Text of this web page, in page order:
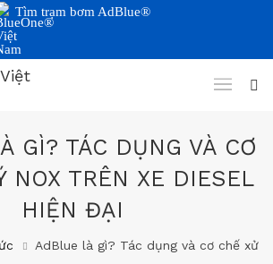
Tìm trạm bơm AdBlue®
GÌ? TÁC DỤNG VÀ CƠ
NOX TRÊN XE DIESEL
HIỆN ĐẠI
AdBlue là gì? Tác dụng và cơ chế xử